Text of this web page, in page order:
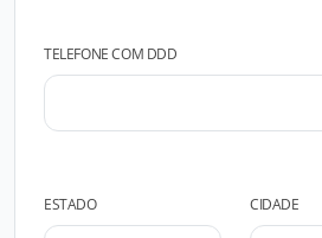
TELEFONE COM DDD
ESTADO CIDADE